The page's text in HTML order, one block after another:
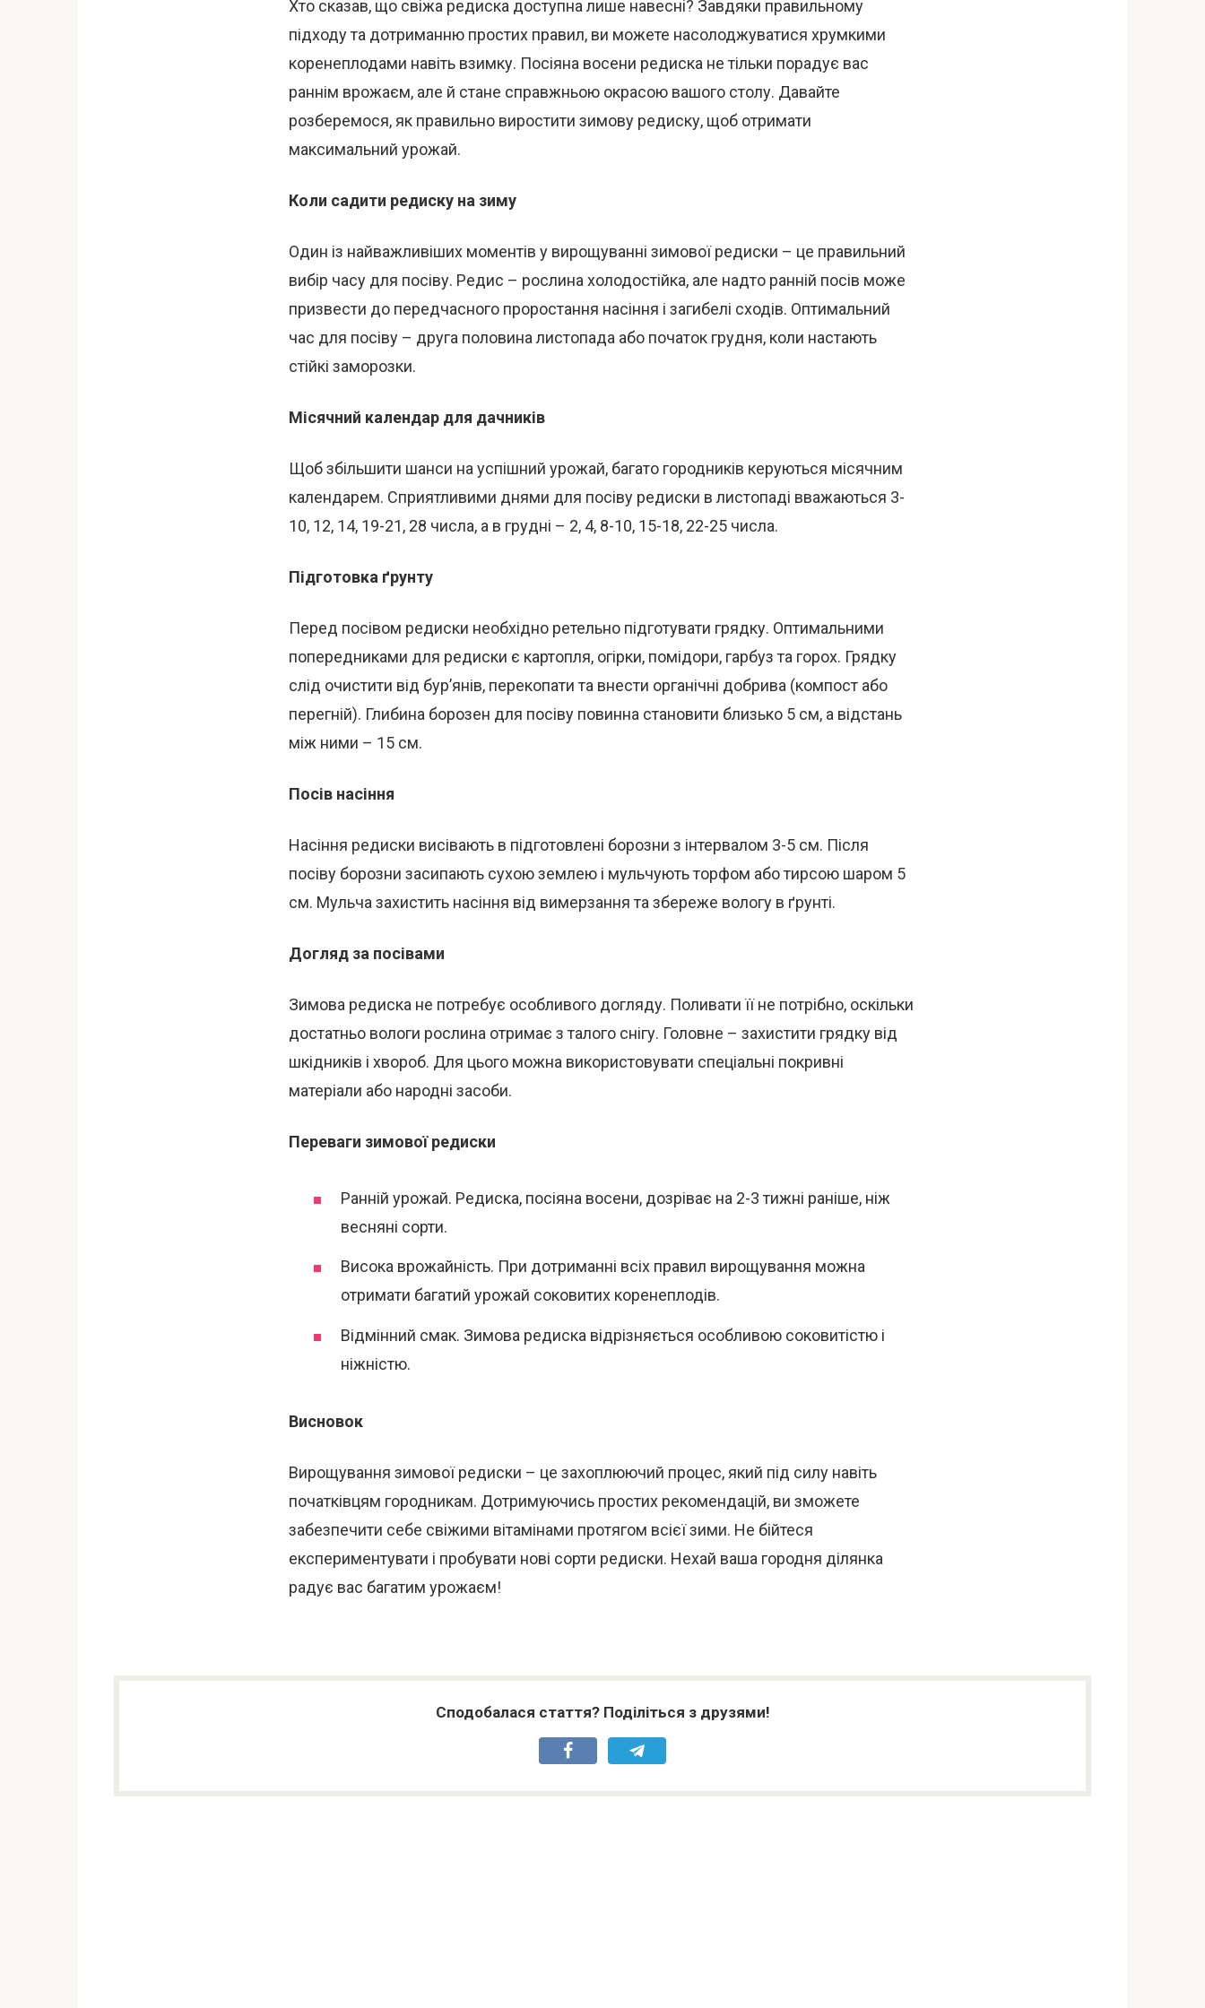
Хто сказав, що свіжа редиска доступна лише навесні? Завдяки правильному
підходу та дотриманню простих правил, ви можете насолоджуватися хрумкими
коренеплодами навіть взимку. Посіяна восени редиска не тільки порадує вас
раннім врожаєм, але й стане справжньою окрасою вашого столу. Давайте
розберемося, як правильно виростити зимову редиску, щоб отримати
максимальний урожай.
Коли садити редиску на зиму
Один із найважливіших моментів у вирощуванні зимової редиски – це правильний
вибір часу для посіву. Редис – рослина холодостійка, але надто ранній посів може
призвести до передчасного проростання насіння і загибелі сходів. Оптимальний
час для посіву – друга половина листопада або початок грудня, коли настають
стійкі заморозки.
Місячний календар для дачників
Щоб збільшити шанси на успішний урожай, багато городників керуються місячним
календарем. Сприятливими днями для посіву редиски в листопаді вважаються 3-
10, 12, 14, 19-21, 28 числа, а в грудні – 2, 4, 8-10, 15-18, 22-25 числа.
Підготовка ґрунту
Перед посівом редиски необхідно ретельно підготувати грядку. Оптимальними
попередниками для редиски є картопля, огірки, помідори, гарбуз та горох. Грядку
слід очистити від бур’янів, перекопати та внести органічні добрива (компост або
перегній). Глибина борозен для посіву повинна становити близько 5 см, а відстань
між ними – 15 см.
Посів насіння
Насіння редиски висівають в підготовлені борозни з інтервалом 3-5 см. Після
посіву борозни засипають сухою землею і мульчують торфом або тирсою шаром 5
см. Мульча захистить насіння від вимерзання та збереже вологу в ґрунті.
Догляд за посівами
Зимова редиска не потребує особливого догляду. Поливати її не потрібно, оскільки
достатньо вологи рослина отримає з талого снігу. Головне – захистити грядку від
шкідників і хвороб. Для цього можна використовувати спеціальні покривні
матеріали або народні засоби.
Переваги зимової редиски
Ранній урожай. Редиска, посіяна восени, дозріває на 2-3 тижні раніше, ніж
весняні сорти.
Висока врожайність. При дотриманні всіх правил вирощування можна
отримати багатий урожай соковитих коренеплодів.
Відмінний смак. Зимова редиска відрізняється особливою соковитістю і
ніжністю.
Висновок
Вирощування зимової редиски – це захоплюючий процес, який під силу навіть
початківцям городникам. Дотримуючись простих рекомендацій, ви зможете
забезпечити себе свіжими вітамінами протягом всієї зими. Не бійтеся
експериментувати і пробувати нові сорти редиски. Нехай ваша городня ділянка
радує вас багатим урожаєм!
Сподобалася стаття? Поділіться з друзями!